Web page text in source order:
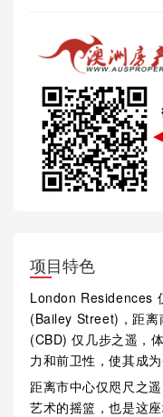
项目特色
London Residences
(Bailey Street)，距
(CBD) 仅几步之遥，
力和前卫性，使其成
距离市中心仅咫尺之
艺术的摇篮，也是这